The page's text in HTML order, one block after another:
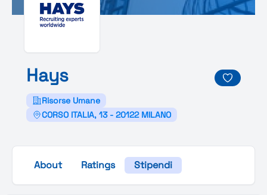
Hays
Risorse Umane
CORSO ITALIA, 13 - 20122 MILANO
About Ratings Stipendi